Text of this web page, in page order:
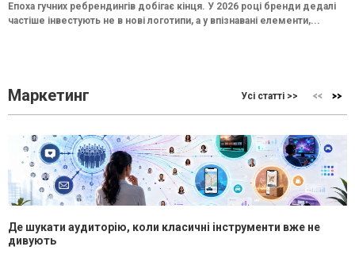
Епоха гучних ребрендингів добігає кінця. У 2026 році бренди дедалі
частіше інвестують не в нові логотипи, а у впізнавані елементи,...
Маркетинг Усі статті >>
Де шукати аудиторію, коли класичні інструменти вже не
дивують